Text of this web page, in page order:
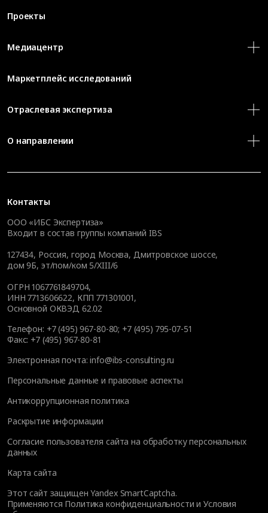
Контакты
ООО «ИБС Экспертиза»
Входит в состав группы компаний IBS
127434, Россия, город Москва, Дмитровское шоссе,
дом 9Б, эт/пом/ком 5/XIII/6
ОГРН 1067761849704,
ИНН 7713606622, КПП 771301001,
Основной ОКВЭД 62.02
Телефон: +7 (495) 967-80-80; +7 (495) 795-07-51
Факс: +7 (495) 967-80-81
Электронная почта:info@ibs-consulting.ru
Персональные данные и правовые аспекты
Антикоррупционная политика
Раскрытие информации
Согласие пользователя сайта на обработку персональных
данных
Карта сайта
Этот сайт защищен Yandex SmartCaptcha.
Применяются Политика конфиденциальности иУсловия
Проекты
Медиацентр
Маркетплейс исследований
Отраслевая экспертиза
О направлении